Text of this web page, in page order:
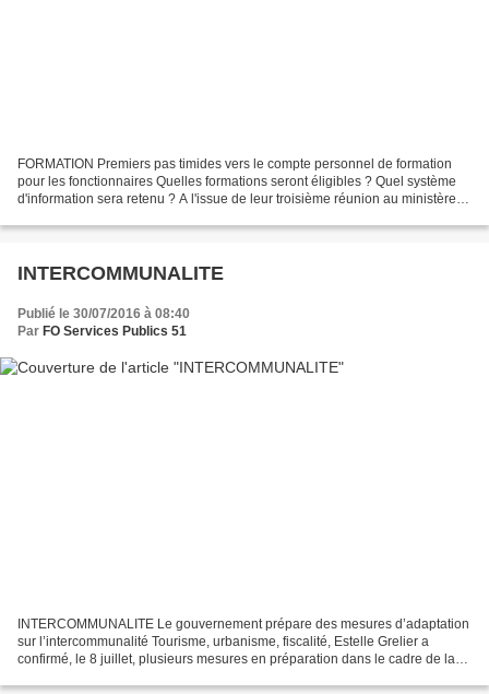
FORMATION Premiers pas timides vers le compte personnel de formation
pour les fonctionnaires Quelles formations seront éligibles ? Quel système
d'information sera retenu ? A l'issue de leur troisième réunion au ministère
INTERCOMMUNALITE
Publié le 30/07/2016 à 08:40
Par FO Services Publics 51
INTERCOMMUNALITE Le gouvernement prépare des mesures d’adaptation
sur l’intercommunalité Tourisme, urbanisme, fiscalité, Estelle Grelier a
confirmé, le 8 juillet, plusieurs mesures en préparation dans le cadre de la